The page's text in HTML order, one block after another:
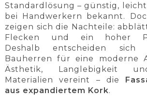
Standardlösung – günstig,
bei Handwerkern bekannt.
zeigen sich die Nachteile:
Flecken und ein hoher
Deshalb entscheiden sich
Bauherren für eine moderne
Ästhetik, Langlebigkeit
Materialien vereint – die
aus expandiertem Kork.